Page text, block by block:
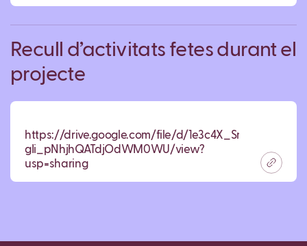
Recull d’activitats fetes durant el
projecte
https://drive.google.com/file/d/1e3c4X_SnNN-
gIi_pNhjhQATdjOdWM0WU/view?
usp=sharing